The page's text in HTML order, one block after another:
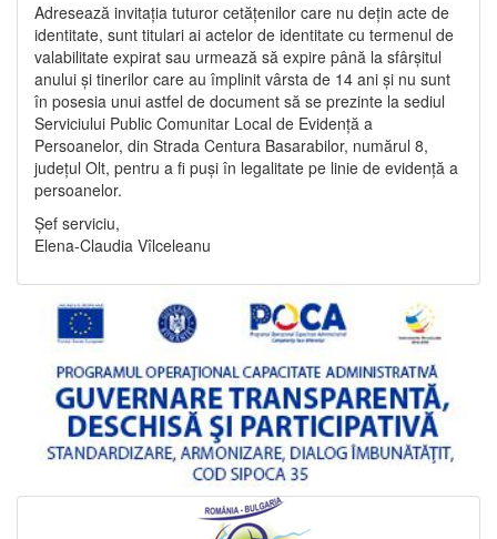
Adresează invitația tuturor cetățenilor care nu dețin acte de
identitate, sunt titulari ai actelor de identitate cu termenul de
valabilitate expirat sau urmează să expire până la sfârșitul
anului și tinerilor care au împlinit vârsta de 14 ani și nu sunt
în posesia unui astfel de document să se prezinte la sediul
Serviciului Public Comunitar Local de Evidență a
Persoanelor, din Strada Centura Basarabilor, numărul 8,
județul Olt, pentru a fi puși în legalitate pe linie de evidență a
persoanelor.
Șef serviciu,
Elena-Claudia Vîlceleanu